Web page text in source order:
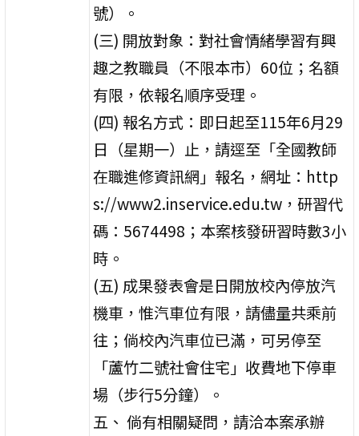
號）。
(三) 開放對象：對社會情緒學習有興
趣之教職員（不限本市）60位；名額
有限，依報名順序受理。
(四) 報名方式：即日起至115年6月29
日（星期一）止，請逕至「全國教師
在職進修資訊網」報名，網址：http
s://www2.inservice.edu.tw，研習代
碼：5674498；本案核發研習時數3小
時。
(五) 成果發表會是日開放校內停放汽
機車，惟汽車位有限，請儘量共乘前
往；倘校內汽車位已滿，可另停至
「蘆竹二號社會住宅」收費地下停車
場（步行5分鐘）。
五、 倘有相關疑問，請洽本案承辦